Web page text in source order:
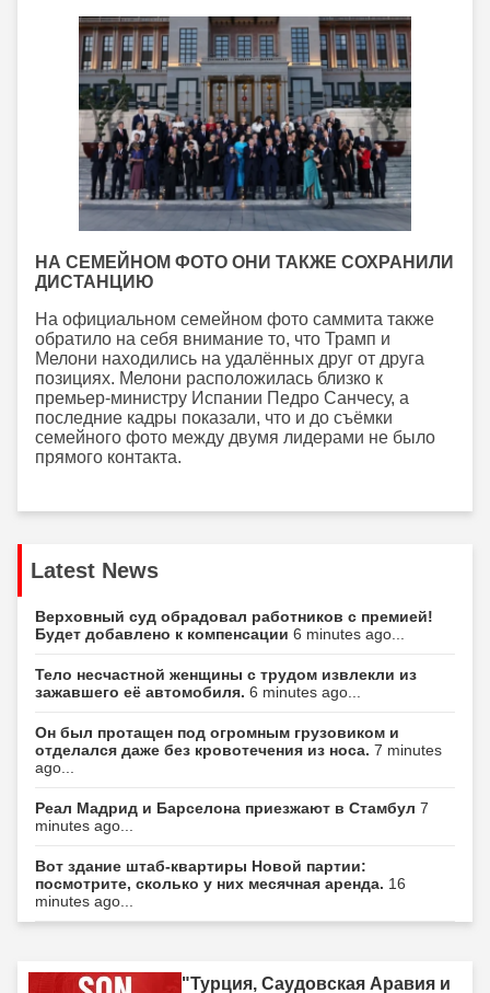
НА СЕМЕЙНОМ ФОТО ОНИ ТАКЖЕ СОХРАНИЛИ
ДИСТАНЦИЮ
На официальном семейном фото саммита также
обратило на себя внимание то, что Трамп и
Мелони находились на удалённых друг от друга
позициях. Мелони расположилась близко к
премьер-министру Испании Педро Санчесу, а
последние кадры показали, что и до съёмки
семейного фото между двумя лидерами не было
прямого контакта.
Latest News
Верховный суд обрадовал работников с премией!
Будет добавлено к компенсации 6 minutes ago...
Тело несчастной женщины с трудом извлекли из
зажавшего её автомобиля. 6 minutes ago...
Он был протащен под огромным грузовиком и
отделался даже без кровотечения из носа. 7 minutes
ago...
Реал Мадрид и Барселона приезжают в Стамбул 7
minutes ago...
Вот здание штаб-квартиры Новой партии:
посмотрите, сколько у них месячная аренда. 16
minutes ago...
"Турция, Саудовская Аравия и